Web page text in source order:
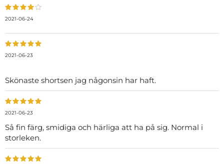
2021-06-24
2021-06-23
Skönaste shortsen jag någonsin har haft.
2021-06-23
Så fin färg, smidiga och härliga att ha på sig. Normal i
storleken.